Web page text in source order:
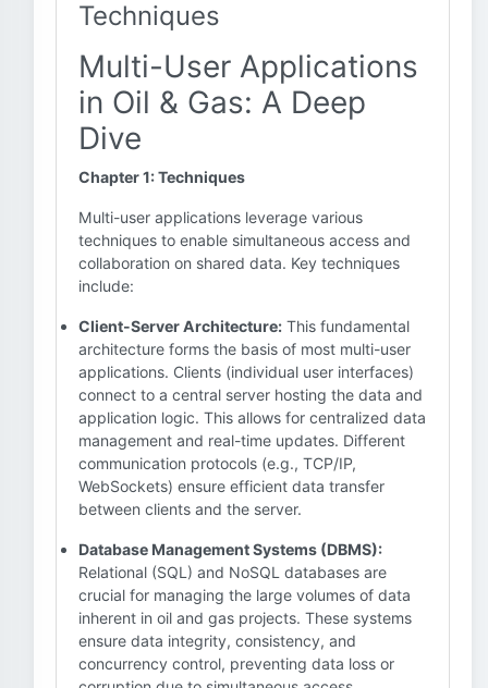
Techniques
Multi-User Applications
in Oil & Gas: A Deep
Dive
Chapter 1: Techniques
Multi-user applications leverage various
techniques to enable simultaneous access and
collaboration on shared data. Key techniques
include:
Client-Server Architecture: This fundamental
architecture forms the basis of most multi-user
applications. Clients (individual user interfaces)
connect to a central server hosting the data and
application logic. This allows for centralized data
management and real-time updates. Different
communication protocols (e.g., TCP/IP,
WebSockets) ensure efficient data transfer
between clients and the server.
Database Management Systems (DBMS):
Relational (SQL) and NoSQL databases are
crucial for managing the large volumes of data
inherent in oil and gas projects. These systems
ensure data integrity, consistency, and
concurrency control, preventing data loss or